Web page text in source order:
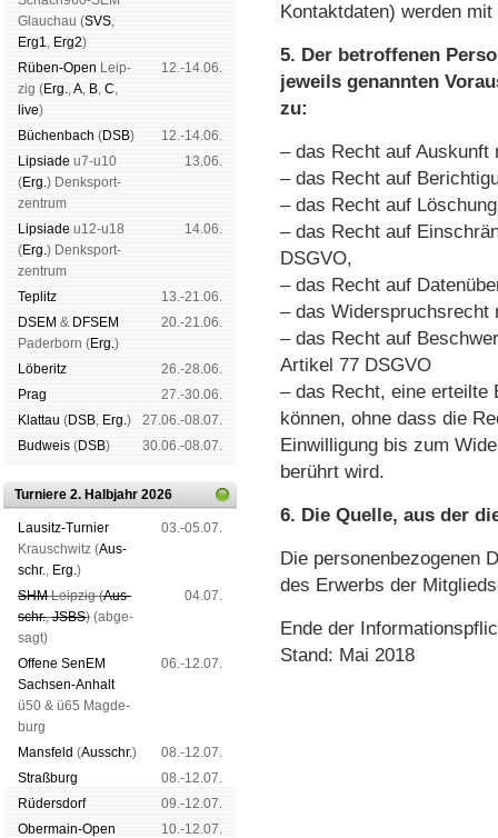
Glau­chau (SVS,
Erg1, Erg2)
Rüben-Open Leip­
zig (Erg.,A, B, C,
live)
12.-14.06.
Büchen­bach (DSB)
12.-14.06.
Lipsiade u7-u10
(Erg.) Denk­sport­
zen­trum
13.06.
Lipsiade u12-u18
(Erg.) Denk­sport­
zen­trum
14.06.
Tep­litz
13.-21.06.
DSEM & DFSEM
Pader­born (Erg.)
20.-21.06.
Lö­be­ritz
26.-28.06.
Prag
27.-30.06.
Klat­tau (DSB, Erg.)
27.06.-08.07.
Bud­weis (DSB) 30.06.-08.07.
Turniere 2. Halbjahr 2026
Lau­sitz-Tur­nier
Krausch­witz (Aus­
schr., Erg.)
03.-05.07.
SHMLeip­zig (Aus­
schr.,JSBS) (ab­ge­
sagt)
04.07.
Offene SenEM
Sach­sen-An­halt
ü50 & ü65 Mag­de­
burg
06.-12.07.
Mans­feld (Aus­schr.)
08.-12.07.
Straß­burg
08.-12.07.
Rüders­dorf
09.-12.07.
Ober­main-Open
10.-12.07.
Kontaktdaten) werden
5. Der betroffenen
jeweils genannten
zu:
– das Recht auf Auskunft
– das Recht auf
– das Recht auf
– das Recht auf
DSGVO,
– das Recht auf
– das Widerspruchsrecht
– das Recht auf
Artikel 77 DSGVO
– das Recht, eine erteilte
können, ohne dass die
Einwilligung bis zum
berührt wird.
6. Die Quelle, aus der
Die personenbezogenen
des Erwerbs der
Ende der
Stand: Mai 2018